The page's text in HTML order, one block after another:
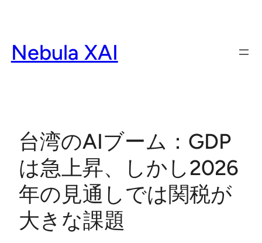
content
Nebula XAI
台湾のAIブーム：GDP
は急上昇、しかし2026
年の見通しでは関税が
大きな課題